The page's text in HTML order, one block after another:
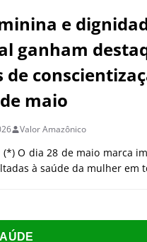
e
ganham
de
maio
Valor Amazônico
(*) O dia 28 de maio marca
à saúde da mulher em